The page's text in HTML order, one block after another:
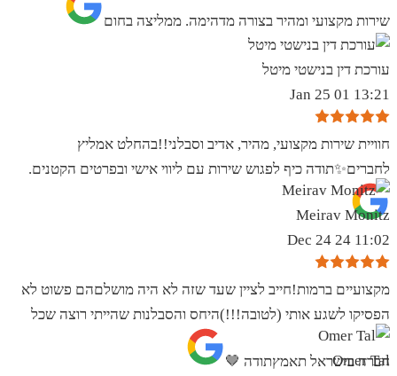
שירות מקצועי ומהיר בצורה מדהימה. ממליצה בחום
עורכת דין בנישטי מיטל
13:21 01 Jan 25
חוויית שירות מקצועי, מהיר, אדיב וסבלני!!בהחלט אמליץ
לחברים✨️תודה כיף לפגוש שירות עם ליווי אישי ובפרטים הקטנים.
Meirav Monitz
11:02 24 Dec 24
מקצועיים ברמות!חייב לציין שעד שזה לא היה מושלםהם פשוט לא
הפסיקו לשגע אותי (לטובה!!!)היחס והסבלנות שהייתי רוצה שכל
חברה בישראל תאמץתודה 🤎
Omer Tal